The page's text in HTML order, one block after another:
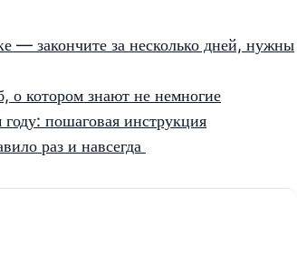
— закончите за несколько дней, нужны
о котором знают не немногие
пошаговая инструкция
раз и навсегда